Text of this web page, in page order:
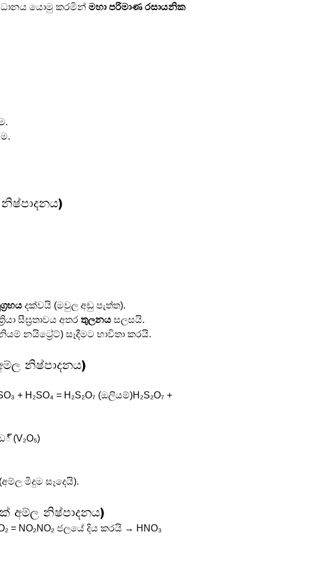
යොමු කරමින් මහා පරිමාණ රසායනික
දක්වයි (මවුල අඩු පැත්ත).
සීඝ්‍රතාවය අතර තුලනය සලසයි.
නයිට්‍රේට්) සෑදීමට භාවිතා කරයි.
නිෂ්පාදනය)
+ H₂SO₄ = H₂S₂O₇ (ඔලියම්)H₂S₂O₇ +
(V₂O₅)
(අම්ල මීදුම සෑදෙයි).
අම්ල නිෂ්පාදනය)
= NO₂NO₂ ජලයේ දිය කරයි → HNO₃